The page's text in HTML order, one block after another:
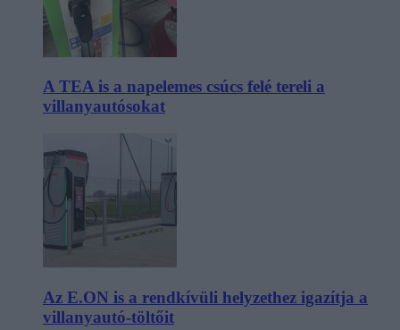
A TEA is a napelemes csúcs felé tereli a
villanyautósokat
Az E.ON is a rendkívüli helyzethez igazítja a
villanyautó-töltőit